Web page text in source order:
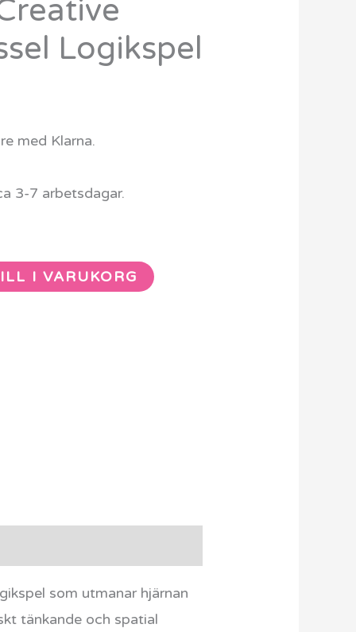
Logikspel
med Klarna.
3-7 arbetsdagar.
I VARUKORG
som utmanar hjärnan
tänkande och spatial